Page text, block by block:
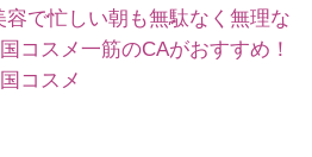
容で忙しい朝も無駄なく無理な
コスメ一筋のCAがおすすめ！
コスメ